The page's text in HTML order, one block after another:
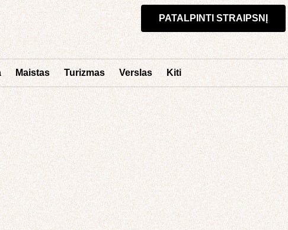
PATALPINTI STRAIPSNĮ
Maistas Turizmas Verslas Kiti